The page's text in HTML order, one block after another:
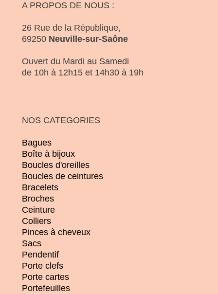
A PROPOS DE NOUS :
26 Rue de la République,
69250 Neuville-sur-Saône
Ouvert du Mardi au Samedi
de 10h à 12h15 et 14h30 à 19h
NOS CATEGORIES
Bagues
Boîte à bijoux
Boucles d'oreilles
Boucles de ceintures
Bracelets
Broches
Ceinture
Colliers
Pinces à cheveux
Sacs
Pendentif
Porte clefs
Porte cartes
Portefeuilles